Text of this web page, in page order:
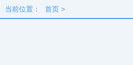
当前位置： 首页 >